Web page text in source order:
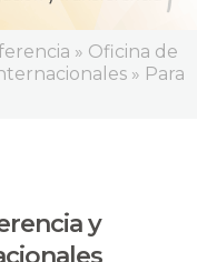
» Oficina de
» Para
y